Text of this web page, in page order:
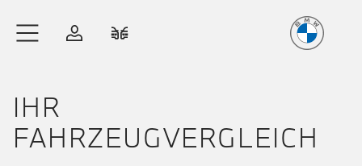
Anmelden
IHR
FAHRZEUGVERGLEICH